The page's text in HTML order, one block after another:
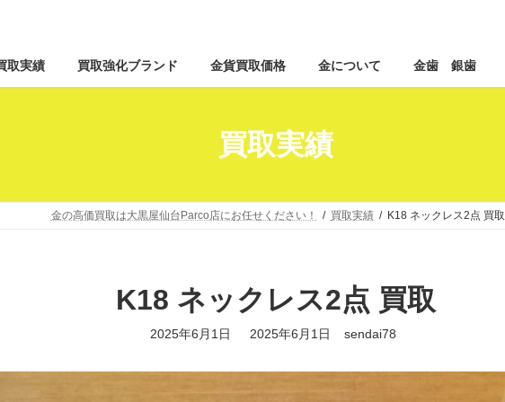
ン
テ
ツ
へ
ッ
プ
ビ
ゲ
シ
ョ
移
動
取実績 買取強化ブランド 金貨買取価格 金について 金歯 銀歯
買取実績
金の高価買取は大黒屋仙台Parco店にお任せください！ 買取実績 K18 ネックレス2点 買取
K18 ネックレス2点 買取
2025年6月1日
最
2025年6月1日 sendai78